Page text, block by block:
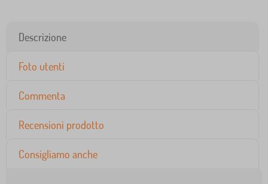
Descrizione
Foto utenti
Commenta
Recensioni prodotto
Consigliamo anche